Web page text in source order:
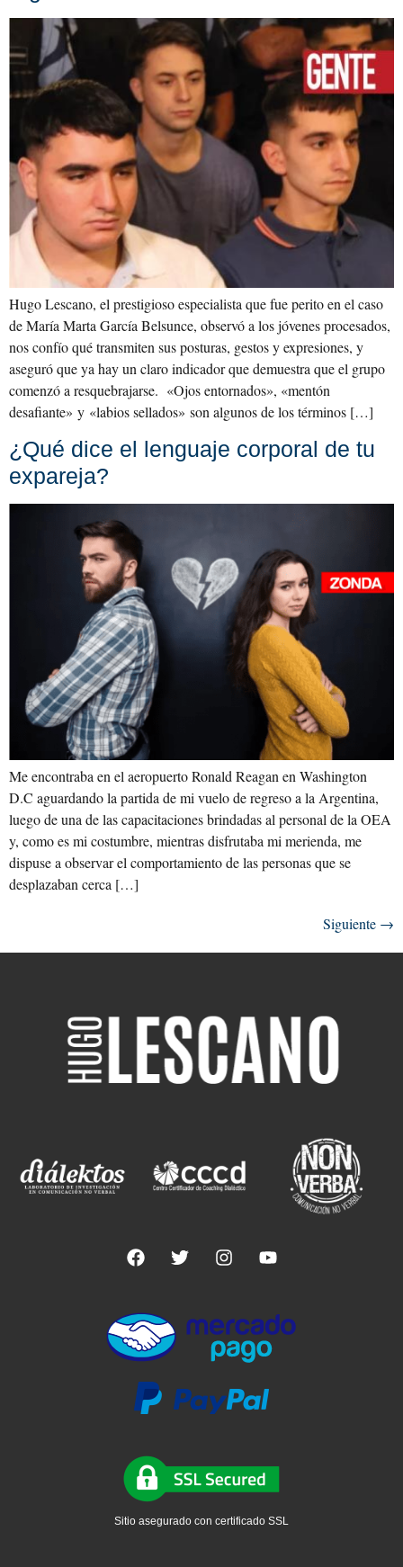
Hugo Lescano, el prestigioso especialista que fue perito en el caso
de María Marta García Belsunce, observó a los jóvenes procesados,
nos confío qué transmiten sus posturas, gestos y expresiones, y
aseguró que ya hay un claro indicador que demuestra que el grupo
comenzó a resquebrajarse. «Ojos entornados», «mentón
desafiante» y «labios sellados» son algunos de los términos […]
¿Qué dice el lenguaje corporal de tu
expareja?
Me encontraba en el aeropuerto Ronald Reagan en Washington
D.C aguardando la partida de mi vuelo de regreso a la Argentina,
luego de una de las capacitaciones brindadas al personal de la OEA
y, como es mi costumbre, mientras disfrutaba mi merienda, me
dispuse a observar el comportamiento de las personas que se
desplazaban cerca […]
Siguiente →
Sitio asegurado con certificado SSL